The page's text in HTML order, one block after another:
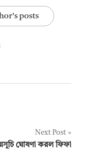
posts
Next Post
ঘোষণা করল ফিফা